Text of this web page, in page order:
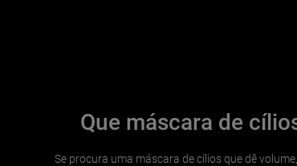
Que máscara de
Se procura uma máscara de cílios que dê